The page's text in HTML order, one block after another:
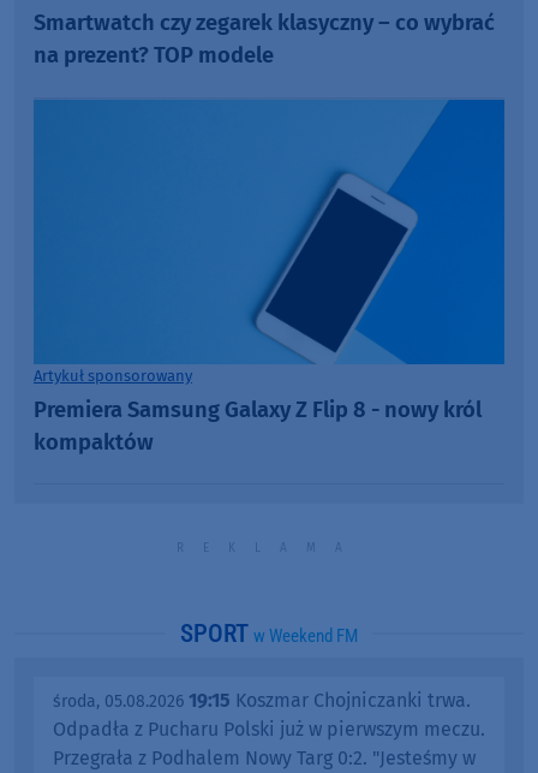
Smartwatch czy zegarek klasyczny – co wybrać
na prezent? TOP modele
Artykuł sponsorowany
Premiera Samsung Galaxy Z Flip 8 - nowy król
kompaktów
SPORT w Weekend FM
środa, 05.08.2026 19:15 Koszmar Chojniczanki trwa.
Odpadła z Pucharu Polski już w pierwszym meczu.
Przegrała z Podhalem Nowy Targ 0:2. "Jesteśmy w